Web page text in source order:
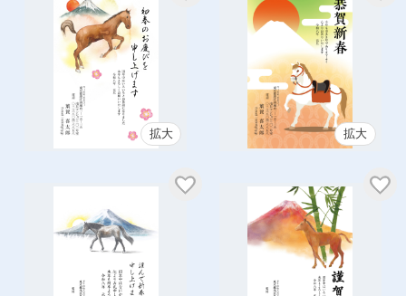
拡大 拡大